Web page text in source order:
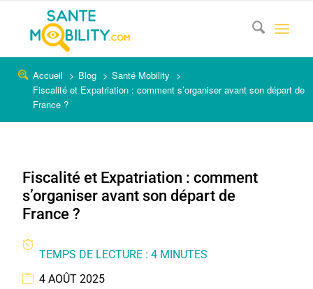
Accueil Blog
Santé Mobility
Fiscalité et Expatriation : comment s’organiser avant son départ de
France ?
Fiscalité et Expatriation : comment
s’organiser avant son départ de
France ?
TEMPS DE LECTURE : 4 MINUTES
4 AOÛT 2025